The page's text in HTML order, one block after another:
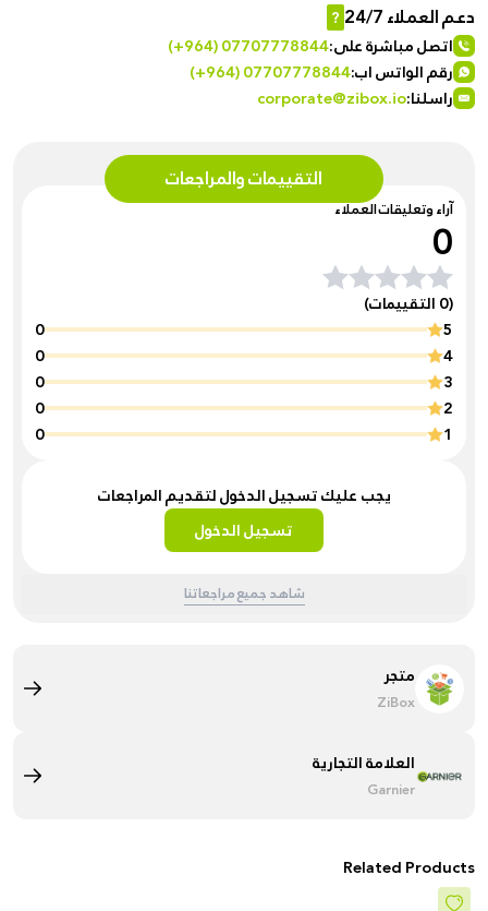
التقييمات والمراجعات
آراء وتعليقات العملاء
0
(0 التقييمات)
5
0
4
0
3
0
2
0
1
0
يجب عليك تسجيل الدخول لتقديم المراجعات
تسجيل الدخول
شاهد جميع مراجعاتنا
دعم العملاء 24/7
?
اتصل مباشرة على:(+964) 07707778844
رقم الواتس اب:(+964) 07707778844
راسلنا:corporate@zibox.io
متجر
ZiBox
العلامة التجارية
Garnier
Related Products